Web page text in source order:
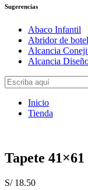
Sugerencias
Abaco Infantil
Abridor de
Alcancia
Alcancia
Inicio
Tienda
Tapete 41×61
S/18.50